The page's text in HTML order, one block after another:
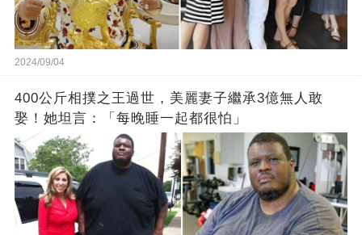
2024/09/04
400公斤相撲之王過世，美麗妻子繼承3億無人敢
娶！她坦言：「每晚睡一起都很怕」